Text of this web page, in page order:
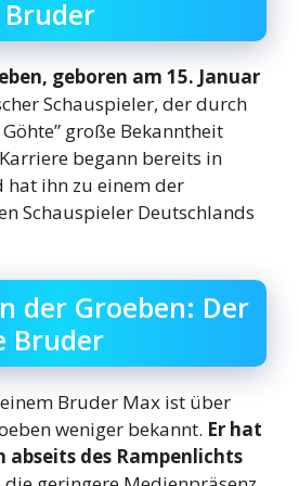
geboren am 15. Januar
Schauspieler, der durch
große Bekanntheit
begann bereits in
hat ihn zu einem der
Schauspieler Deutschlands
der Groeben: Der
Bruder
Bruder Max ist über
weniger bekannt. Er hat
abseits des Rampenlichts